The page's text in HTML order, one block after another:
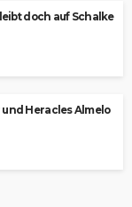
doch auf Schalke
Heracles Almelo